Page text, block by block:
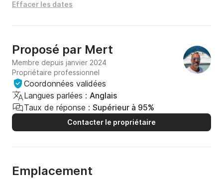
Effacer les dates
Proposé par Mert
Membre depuis janvier 2024
Propriétaire professionnel
Coordonnées validées
Langues parlées : Anglais
Taux de réponse : Supérieur à 95%
Contacter le propriétaire
Emplacement